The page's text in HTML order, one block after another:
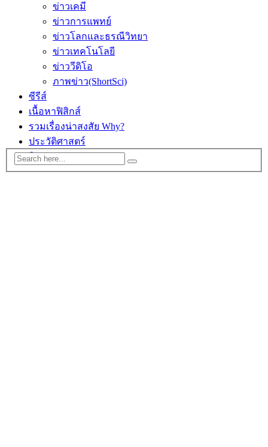
ข่าวเคมี
ข่าวการแพทย์
ข่าวโลกและธรณีวิทยา
ข่าวเทคโนโลยี
ข่าววีดิโอ
ภาพข่าว(ShortSci)
ซีรีส์
เนื้อหาฟิสิกส์
รวมเรื่องน่าสงสัย Why?
ประวัติศาสตร์
ติดต่อ